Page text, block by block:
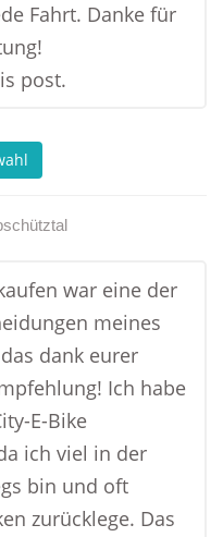
Fahrt. Danke für
post.
war eine der
meines
dank eurer
Ich habe
E-Bike
ich viel in der
bin und oft
zurücklege. Das